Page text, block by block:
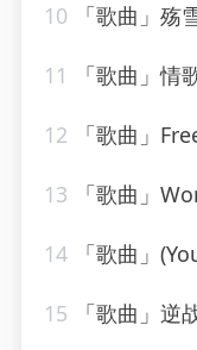
10 「歌曲」殇
11 「歌曲」情
12 「歌曲」
13 「歌曲」World Falls
14 「歌曲」(Your
15 「歌曲」逆